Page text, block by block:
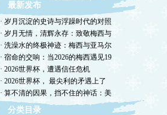
最新发布
· 岁月沉淀的史诗与浮躁时代的对照
· 岁月无情，清辉永存：致敬梅西与
· 洗澡水的终极神迹：梅西与亚马尔
· 宿命的交响：当2026的梅西遇见19
· 2026世界杯，遭遇信任危机
· 2026世界杯， 最尖利的矛遇上了
· 算不清的因果，挡不住的神话：美
分类目录